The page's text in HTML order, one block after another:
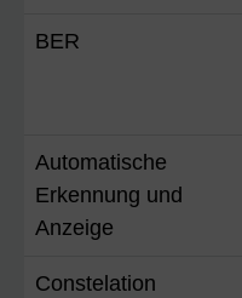
BER
Automatische
Erkennung und
Anzeige
Constelation